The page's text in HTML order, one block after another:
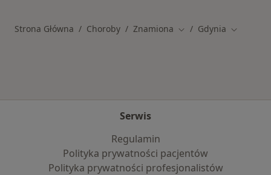
Strona Główna Choroby Znamiona Zmień miasto
Gdynia Zmień
Serwis
Regulamin
Polityka prywatności pacjentów
Polityka prywatności profesjonalistów